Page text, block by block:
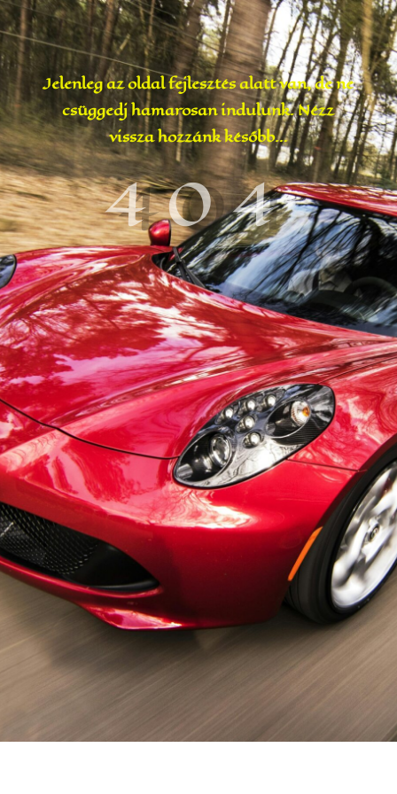
Jelenleg az oldal fejlesztés alatt van, de ne
csüggedj hamarosan indulunk. Nézz
vissza hozzánk később…
404